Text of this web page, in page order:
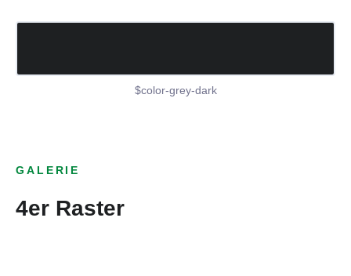
$color-grey-dark
GALERIE
4er Raster